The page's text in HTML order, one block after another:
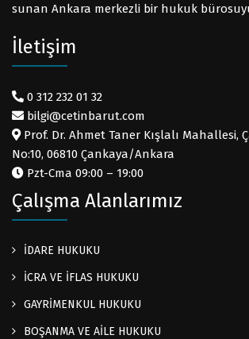
sunan Ankara merkezli bir hukuk
İletişim
0 312 232 01 32
bilgi@cetinbarut.com
Prof. Dr. Ahmet Taner Kışlalı Mahallesi,
No:10, 06810 Çankaya/Ankara
Pzt-Cma 09:00 – 19:00
Çalışma Alanlarımız
İDARE HUKUKU
İCRA VE İFLAS HUKUKU
GAYRİMENKUL HUKUKU
BOŞANMA VE AİLE HUKUKU